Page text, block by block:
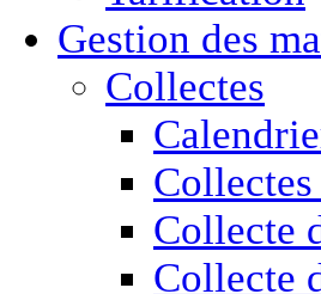
Gestion des
Collectes
Collecte
Collecte